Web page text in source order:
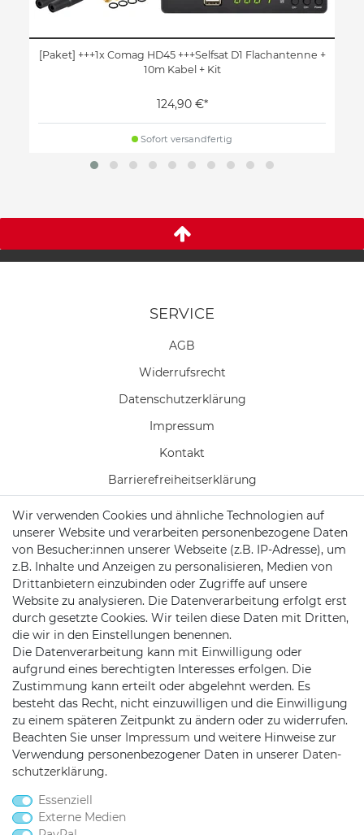
[Paket] +++1x Comag HD45 +++Selfsat D1 Flachantenne +
10m Kabel + Kit
124,90 €*
Sofort versandfertig
SERVICE
AGB
Widerrufs­recht
Daten­schutz­erklärung
Impressum
Kontakt
Barrierefreiheitserklärung
Vertrag widerrufen
Batterieentsorgung
Versand/ Zahlung
KONTAKT
Telefon:0451/29360810
Mail:info@netshop25.de
Auf der Wasch 6
Wir verwenden Cookies und ähnliche Technologien auf
unserer Website und verarbeiten personenbezogene Daten
von Besucher:innen unserer Webseite (z.B. IP-Adresse), um
z.B. Inhalte und Anzeigen zu personalisieren, Medien von
Drittanbietern einzubinden oder Zugriffe auf unsere
Website zu analysieren. Die Datenverarbeitung erfolgt erst
durch gesetzte Cookies. Wir teilen diese Daten mit Dritten,
die wir in den Einstellungen benennen.
Die Datenverarbeitung kann mit Einwilligung oder
aufgrund eines berechtigten Interesses erfolgen. Die
Zustimmung kann erteilt oder abgelehnt werden. Es
besteht das Recht, nicht einzuwilligen und die Einwilligung
zu einem späteren Zeitpunkt zu ändern oder zu widerrufen.
Beachten Sie unser Impressum und weitere Hinweise zur
Verwendung personenbezogener Daten in unserer Daten­
schutz­erklärung.
Essenziell
Externe Medien